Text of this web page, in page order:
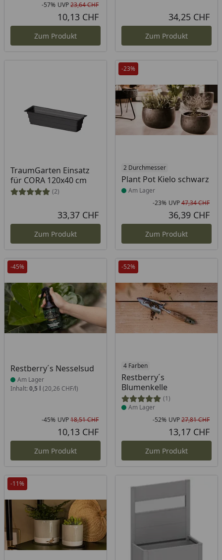
Rabatt in Prozent
-57%
Ursprünglicher Preis
UVP23,64 CHF
10,13 CHF
Zum Produkt
34,25 CHF
Zum Produkt
TraumGarten Einsatz
für CORA 120x40 cm
(2)
33,37 CHF
Zum Produkt
-23%
2 Durchmesser
Plant Pot Kielo schwarz
Produkt am Lager
Am Lager
-23% UVP47,34 CHF
36,39 CHF
Zum Produkt
-45%
Restberry´s Nesselsud
Produkt am Lager
Am Lager
Inhalt: 0,5 l (20,26 CHF/l)
Rabatt in Prozent
-45%
Ursprünglicher Preis
UVP18,51 CHF
10,13 CHF
Zum Produkt
-52%
4 Farben
Restberry´s
Blumenkelle
(1)
Produkt am Lager
Am Lager
-52% UVP27,81 CHF
13,17 CHF
Zum Produkt
-11%